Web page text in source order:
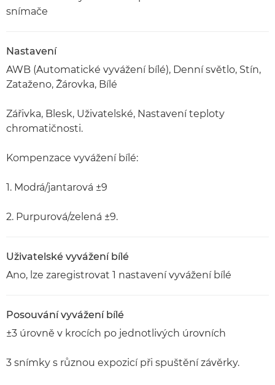
snímače
Nastavení
AWB (Automatické vyvážení bílé), Denní světlo, Stín,
Zataženo, Žárovka, Bílé
Zářivka, Blesk, Uživatelské, Nastavení teploty
chromatičnosti.
Kompenzace vyvážení bílé:
1. Modrá/jantarová ±9
2. Purpurová/zelená ±9.
Uživatelské vyvážení bílé
Ano, lze zaregistrovat 1 nastavení vyvážení bílé
Posouvání vyvážení bílé
±3 úrovně v krocích po jednotlivých úrovních
3 snímky s různou expozicí při spuštění závěrky.